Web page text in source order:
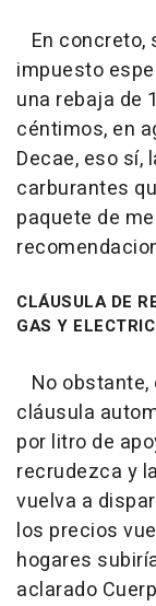
En concreto,
impuesto
una rebaja de
céntimos, en
Decae, eso sí,
carburantes
paquete de
CLÁUSULA DE
GAS Y
No obstante,
cláusula
por litro de
recrudezca y
vuelva a
los precios
hogares
aclarado